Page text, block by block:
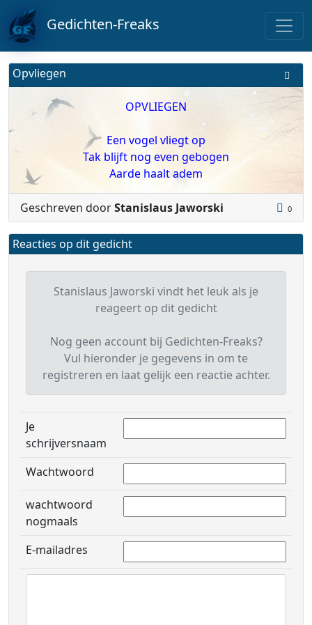
Gedichten-Freaks
Opvliegen
OPVLIEGEN
Een vogel vliegt op
Tak blijft nog even gebogen
Aarde haalt adem
Geschreven doorStanislaus Jaworski 0
Reacties op dit gedicht
Stanislaus Jaworski vindt het leuk als je
reageert op dit gedicht
Nog geen account bij Gedichten-Freaks?
Vul hieronder je gegevens in om te
registreren en laat gelijk een reactie achter.
Je
schrijversnaam
Wachtwoord
wachtwoord
nogmaals
E-mailadres